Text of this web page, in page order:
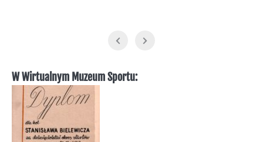
W Wirtualnym Muzeum Sportu: